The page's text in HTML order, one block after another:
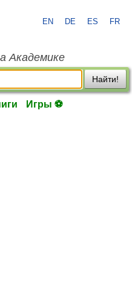
EN DE ES FR
Академике
Найти!
Игры ⚽